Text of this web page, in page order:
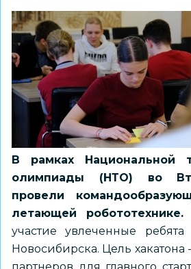
В рамках Национальной
олимпиады (НТО) во
провели
летающей робототехнике.
участие увлеченные
Новосибирска. Цель